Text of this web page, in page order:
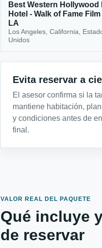
Best Western Hollywood
Hotel - Walk of Fame
LA
Los Angeles, California,
Unidos
Evita reservar a
El asesor confirma si la
mantiene habitación,
y condiciones antes de
final.
VALOR REAL DEL PAQUETE
Qué incluye
de reservar